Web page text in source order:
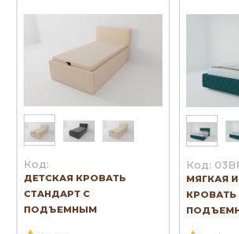
Код:
ДЕТСКАЯ КРОВАТЬ
СТАНДАРТ С
ПОДЪЕМНЫМ
Код:
МЯГКАЯ
КРОВАТЬ